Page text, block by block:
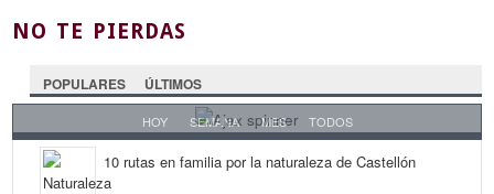
NO TE PIERDAS
POPULARES ÚLTIMOS
HOY SEMANA MES TODOS
10 rutas en familia por la naturaleza de Castellón